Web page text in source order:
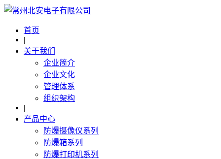
首页
|
关于我们
企业简介
企业文化
管理体系
组织架构
|
产品中心
防爆摄像仪系列
防爆箱系列
防爆打印机系列